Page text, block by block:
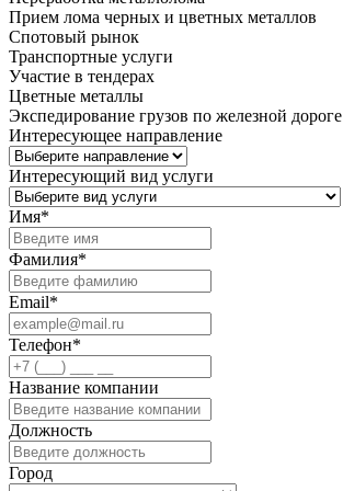
Прием лома черных и цветных металлов
Спотовый рынок
Транспортные услуги
Участие в тендерах
Цветные металлы
Экспедирование грузов по железной дороге
Интересующее направление
Интересующий вид услуги
Имя*
Фамилия*
Email*
Телефон*
Название компании
Должность
Город